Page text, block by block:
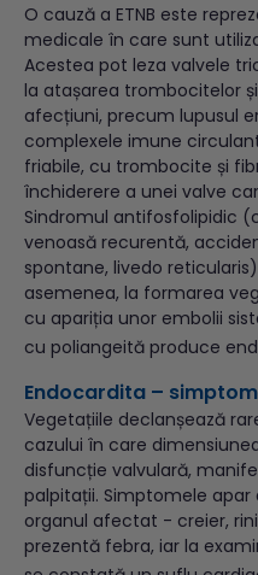
O cauză a ETNB este
medicale în care sunt
Acestea pot leza valvele
la atașarea trombocitelor
afecțiuni, precum lupusul
complexele imune
friabile, cu trombocite și
închiderere a unei valve
Sindromul antifosfolipidic
venoasă recurentă,
spontane, livedo
asemenea, la formarea
cu apariția unor embolii
cu poliangeită produce
Endocardita –
Vegetațiile declanșează
cazului în care
disfuncție valvulară,
palpitații. Simptomele
organul afectat - creier,
prezentă febra, iar la